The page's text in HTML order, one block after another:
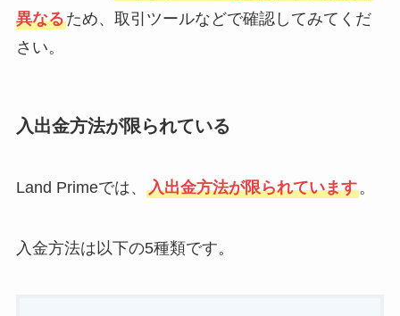
異なるため、取引ツールなどで確認してみてくだ
さい。
入出金方法が限られている
Land Primeでは、 入出金方法が限られています。
入金方法は以下の5種類です。